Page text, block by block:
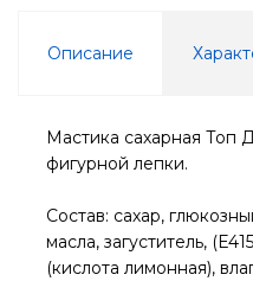
Описание
Мастика сахарная Топ
фигурной лепки.
Состав: сахар,
масла, загуститель,
(кислота лимонная),